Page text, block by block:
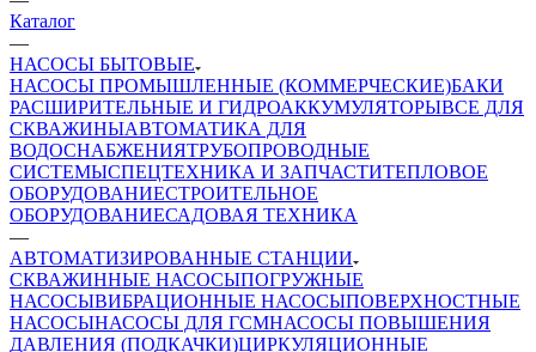
Каталог
—
НАСОСЫ БЫТОВЫЕ
НАСОСЫ ПРОМЫШЛЕННЫЕ (КОММЕРЧЕСКИЕ)БАКИ
РАСШИРИТЕЛЬНЫЕ И ГИДРОАККУМУЛЯТОРЫВСЕ ДЛЯ
СКВАЖИНЫАВТОМАТИКА ДЛЯ
ВОДОСНАБЖЕНИЯТРУБОПРОВОДНЫЕ
СИСТЕМЫСПЕЦТЕХНИКА И ЗАПЧАСТИТЕПЛОВОЕ
ОБОРУДОВАНИЕСТРОИТЕЛЬНОЕ
ОБОРУДОВАНИЕСАДОВАЯ ТЕХНИКА
—
АВТОМАТИЗИРОВАННЫЕ СТАНЦИИ
СКВАЖИННЫЕ НАСОСЫПОГРУЖНЫЕ
НАСОСЫВИБРАЦИОННЫЕ НАСОСЫПОВЕРХНОСТНЫЕ
НАСОСЫНАСОСЫ ДЛЯ ГСМНАСОСЫ ПОВЫШЕНИЯ
ДАВЛЕНИЯ (ПОДКАЧКИ)ЦИРКУЛЯЦИОННЫЕ